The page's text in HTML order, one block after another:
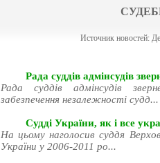
Источник новостей:
Рада суддів адмінсудів
Рада суддів адмінсудів
забезпечення незалежності судд...
Судді України, як і все
На цьому наголосив суддя
України у 2006-2011 ро...